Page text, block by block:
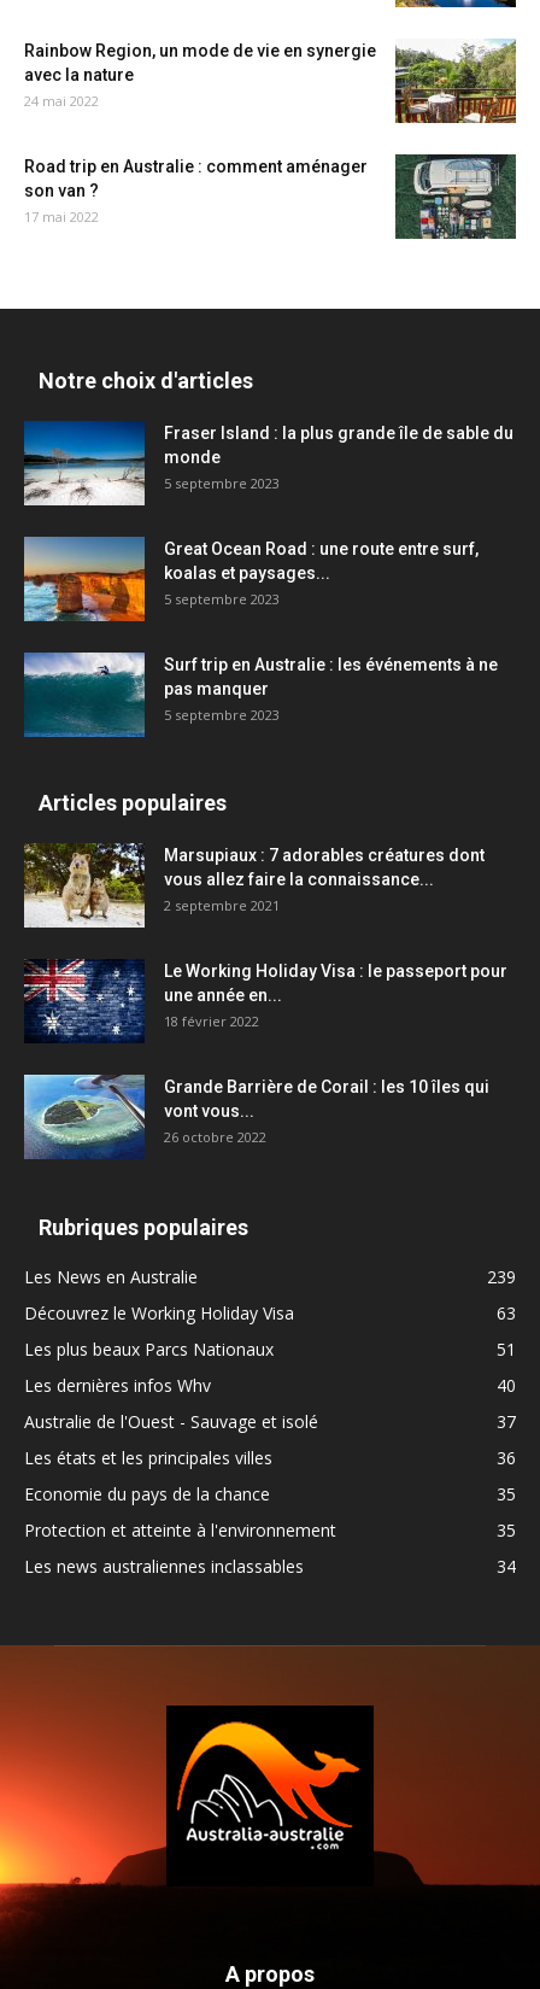
Rainbow Region, un mode de vie en synergie
avec la nature
24 mai 2022
Road trip en Australie : comment aménager
son van ?
17 mai 2022
Notre choix d'articles
Fraser Island : la plus grande île de sable du
monde
5 septembre 2023
Great Ocean Road : une route entre surf,
koalas et paysages...
5 septembre 2023
Surf trip en Australie : les événements à ne
pas manquer
5 septembre 2023
Articles populaires
Marsupiaux : 7 adorables créatures dont
vous allez faire la connaissance...
2 septembre 2021
Le Working Holiday Visa : le passeport pour
une année en...
18 février 2022
Grande Barrière de Corail : les 10 îles qui
vont vous...
26 octobre 2022
Rubriques populaires
Les News en Australie
239
Découvrez le Working Holiday Visa
63
Les plus beaux Parcs Nationaux
51
Les dernières infos Whv
40
Australie de l'Ouest - Sauvage et isolé
37
Les états et les principales villes
36
Economie du pays de la chance
35
Protection et atteinte à l'environnement
35
Les news australiennes inclassables
34
A propos